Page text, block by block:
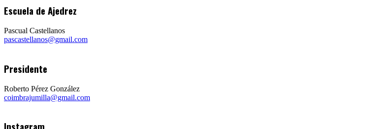
Escuela de Ajedrez
Pascual Castellanos
pascastellanos@gmail.com
Presidente
Roberto Pérez González
coimbrajumilla@gmail.com